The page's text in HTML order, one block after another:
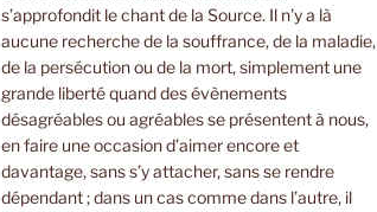
s’approfondit le chant de la Source. Il n’y a là
aucune recherche de la souffrance, de la maladie,
de la persécution ou de la mort, simplement une
grande liberté quand des évènements
désagréables ou agréables se présentent à nous,
en faire une occasion d’aimer encore et
davantage, sans s’y attacher, sans se rendre
dépendant ; dans un cas comme dans l’autre, il